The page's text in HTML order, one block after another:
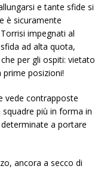
e tante sfide si
è sicuramente
impegnati al
ad alta quota,
per gli ospiti: vietato
posizioni!
vede contrapposte
squadre più in forma in
a portare
ancora a secco di